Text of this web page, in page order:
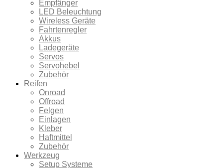
Empfänger
LED Beleuchtung
Wireless Geräte
Fahrtenregler
Akkus
Ladegeräte
Servos
Servohebel
Zubehör
Reifen
Onroad
Offroad
Felgen
Einlagen
Kleber
Haftmittel
Zubehör
Werkzeug
Setup Systeme